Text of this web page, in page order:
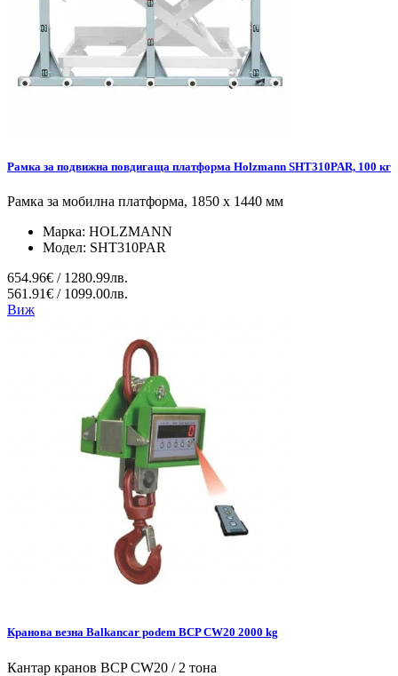
Рамка за подвижна повдигаща платформа Holzmann SHT310PAR, 100 кг
Рамка за мобилна платформа, 1850 х 1440 мм
Марка: HOLZMANN
Модел: SHT310PAR
654.96€ / 1280.99лв.
561.91€ / 1099.00лв.
Виж
Кранова везна Balkancar podem BCP CW20 2000 kg
Кантар кранов BCP CW20 / 2 тона